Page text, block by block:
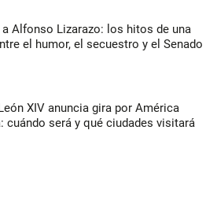
Alfonso Lizarazo: los hitos de una
el humor, el secuestro y el Senado
XIV anuncia gira por América
cuándo será y qué ciudades visitará